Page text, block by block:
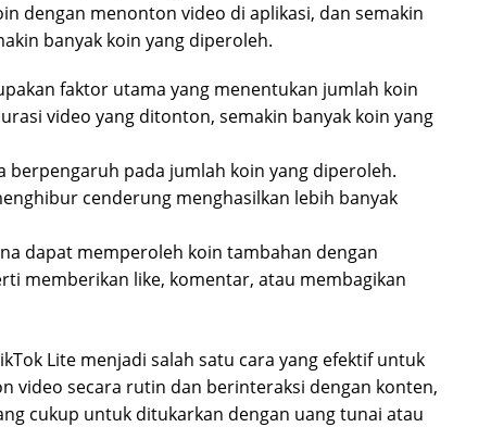
dengan menonton video di aplikasi, dan semakin
banyak koin yang diperoleh.
faktor utama yang menentukan jumlah koin
video yang ditonton, semakin banyak koin yang
berpengaruh pada jumlah koin yang diperoleh.
cenderung menghasilkan lebih banyak
dapat memperoleh koin tambahan dengan
memberikan like, komentar, atau membagikan
Lite menjadi salah satu cara yang efektif untuk
video secara rutin dan berinteraksi dengan konten,
cukup untuk ditukarkan dengan uang tunai atau